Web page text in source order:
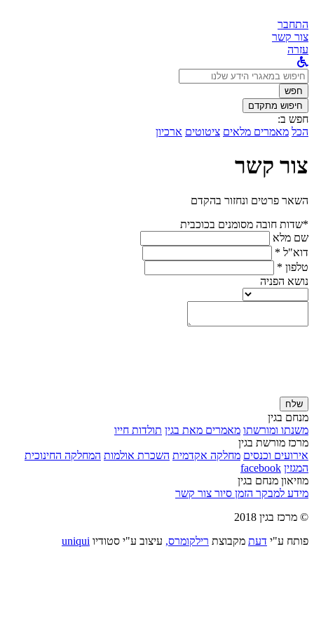
התחבר
צור קשר
עזרה
לחפש
ב:חפש
חיפוש מתקדם
חפש ב:
הכל מאמרים מלאים ציטוטים ארכיון
צור קשר
השאר פרטים ונחזור בהקדם
*שדות חובה מסומנים בכוכבית
שם מלא
דוא"ל *
טלפון *
נושא הפניה
שלח
מנחם בגין
משנתו ומורשתו מאמרים מאת בגין תולדות חייו
מרכז מורשת בגין
אירועים וכנסים מחלקה אקדמית השכרת אולמות המחלקה החינוכית
המגזין facebook
מוזיאון מנחם בגין
מידע למבקר הזמן סיור צור קשר
© מרכז בגין 2018
פותח ע"י דעת מקבוצת רילקומרס, עיצוב ע"י סטודיו uniqui